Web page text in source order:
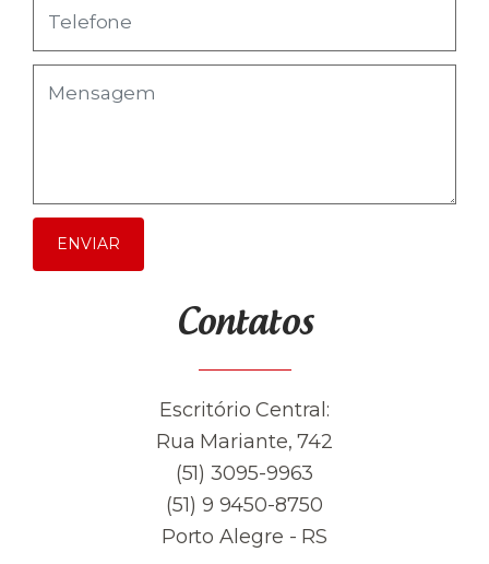
ENVIAR
Contatos
Escritório Central:
Rua Mariante, 742
(51) 3095-9963
(51) 9 9450-8750
Porto Alegre - RS